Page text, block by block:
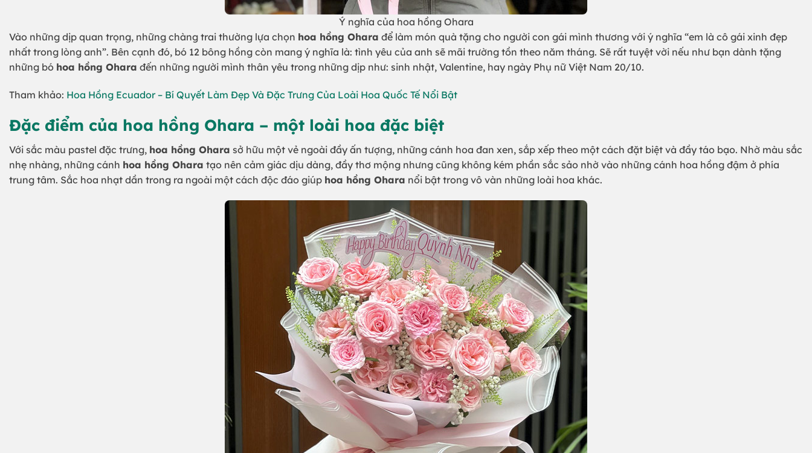
Ý nghĩa của hoa hồng Ohara
Vào những dịp quan trọng, những chàng trai thường lựa chọn hoa hồng Ohara để làm món quà tặng cho người con gái mình thương với ý nghĩa “em là cô gái xinh đẹp
nhất trong lòng anh”. Bên cạnh đó, bó 12 bông hồng còn mang ý nghĩa là: tình yêu của anh sẽ mãi trường tồn theo năm tháng. Sẽ rất tuyệt vời nếu như bạn dành tặng
những bó hoa hồng Ohara đến những người mình thân yêu trong những dịp như: sinh nhật, Valentine, hay ngày Phụ nữ Việt Nam 20/10.
Tham khảo: Hoa Hồng Ecuador – Bí Quyết Làm Đẹp Và Đặc Trưng Của Loài Hoa Quốc Tế Nổi Bật
Đặc điểm của hoa hồng Ohara – một loài hoa đặc biệt
Với sắc màu pastel đặc trưng, hoa hồng Ohara sở hữu một vẻ ngoài đầy ấn tượng, những cánh hoa đan xen, sắp xếp theo một cách đặt biệt và đầy táo bạo. Nhờ màu sắc
nhẹ nhàng, những cánh hoa hồng Ohara tạo nên cảm giác dịu dàng, đầy thơ mộng nhưng cũng không kém phần sắc sảo nhờ vào những cánh hoa hồng đậm ở phía
trung tâm. Sắc hoa nhạt dần trong ra ngoài một cách độc đáo giúp hoa hồng Ohara nổi bật trong vô vàn những loài hoa khác.